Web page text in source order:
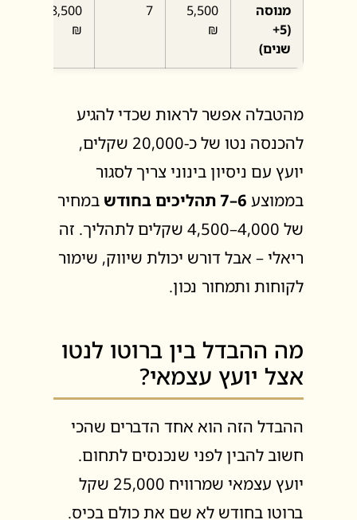
מנוסה
(5+
שנים)
5,500
₪
7
38,500
₪
מהטבלה אפשר לראות שכדי להגיע
להכנסה נטו של כ-20,000 שקלים,
יועץ עם ניסיון בינוני צריך לסגור
בממוצע 6–7 תהליכים בחודש
במחיר
של 4,000–4,500 שקלים לתהליך. זה
ריאלי – אבל דורש יכולת שיווק, שימור
לקוחות ותמחור נכון.
מה ההבדל בין ברוטו לנטו
אצל יועץ עצמאי?
ההבדל הזה הוא אחד הדברים שהכי
חשוב להבין לפני שנכנסים לתחום.
יועץ עצמאי שמרוויח 25,000 שקל
ברוטו בחודש לא שם את כולם בכיס.